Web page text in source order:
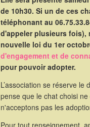
de 10h30. Si un de ces
téléphonant au
d'appeler plusieurs fois),
nouvelle loi du 1er
d'engagement et de
pour pouvoir adopter.
L’association se réserve
pense que le chat choisi
n'acceptons pas les
Pour tout renseignement,